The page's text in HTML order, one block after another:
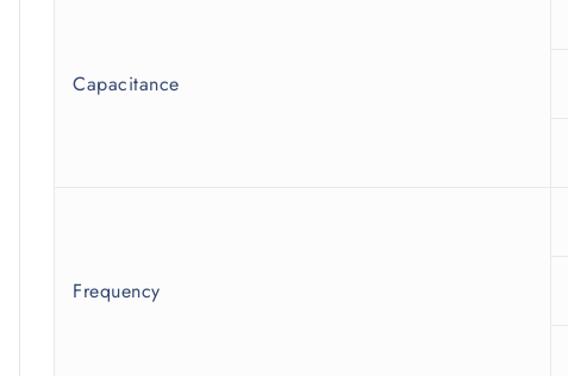
Capacitance
Frequency